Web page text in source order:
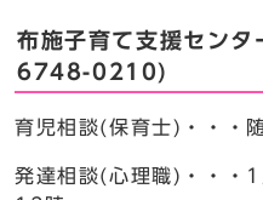
布施子育て支援セン
6748-0210)
育児相談(保育士)・・
発達相談(心理職)・・・